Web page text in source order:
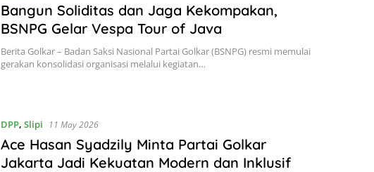
Bangun Soliditas dan Jaga Kekompakan,
BSNPG Gelar Vespa Tour of Java
Berita Golkar – Badan Saksi Nasional Partai Golkar (BSNPG) resmi memulai
gerakan konsolidasi organisasi melalui kegiatan…
DPP, Slipi 11 May 2026
Ace Hasan Syadzily Minta Partai Golkar
Jakarta Jadi Kekuatan Modern dan Inklusif